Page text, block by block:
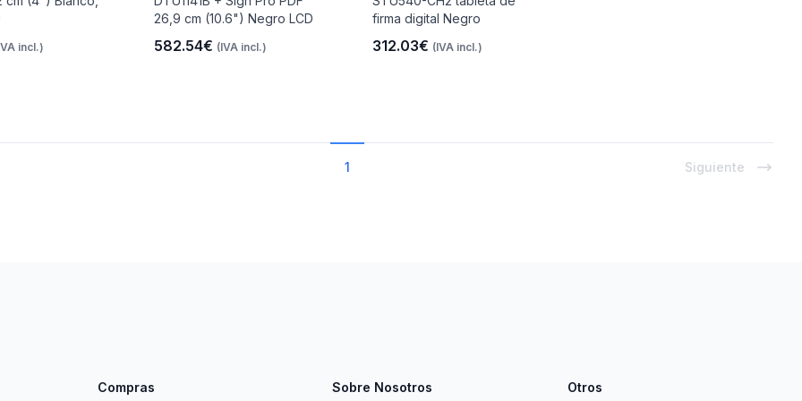
incl.)
26,9 cm (10.6") Negro LCD
582.54€ (IVA incl.)
firma digital Negro
312.03€ (IVA incl.)
1 Siguiente
Compras Sobre Nosotros Otros